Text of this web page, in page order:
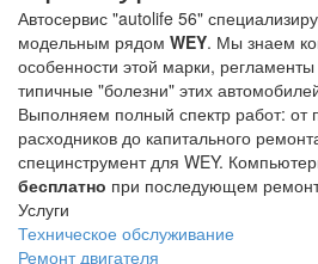
Автосервис "autolife 56"
модельным рядом WEY. Мы знаем
особенности этой марки, регламенты
типичные "болезни" этих
Выполняем полный спектр работ: от
расходников до капитального
специнструмент для WEY.
бесплатно при последующем
Услуги
Техническое обслуживание
Ремонт двигателя